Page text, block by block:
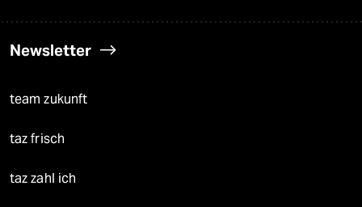
Newsletter
team zukunft
taz frisch
taz zahl ich